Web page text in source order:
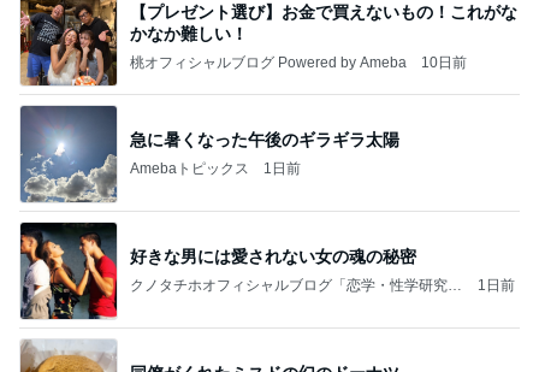
【プレゼント選び】お金で買えないもの！これがな
かなか難しい！
桃オフィシャルブログ Powered by Ameba 10日前
急に暑くなった午後のギラギラ太陽
Amebaトピックス 1日前
好きな男には愛されない女の魂の秘密
クノタチホオフィシャルブログ「恋学・性学研究
1日前